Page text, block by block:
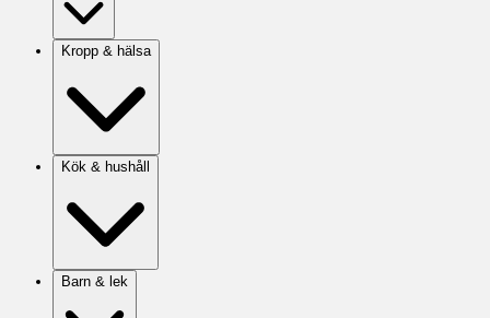
Kropp & hälsa
Kök & hushåll
Barn & lek